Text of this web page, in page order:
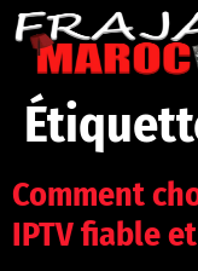
Comment
IPTV fiable